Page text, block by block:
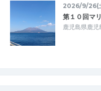
2026/9/26(
第１０回マ
鹿児島県鹿児